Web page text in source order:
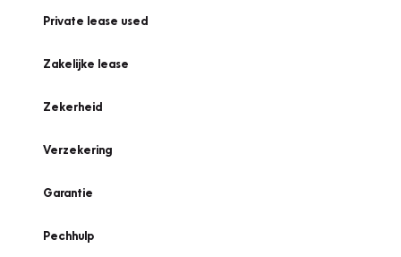
Private lease used
Zakelijke lease
Zekerheid
Verzekering
Garantie
Pechhulp